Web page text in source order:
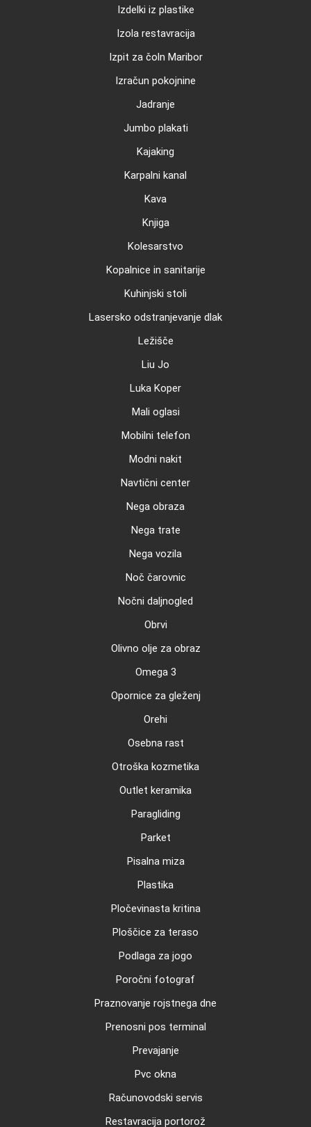
Izdelki iz plastike
Izola restavracija
Izpit za čoln Maribor
Izračun pokojnine
Jadranje
Jumbo plakati
Kajaking
Karpalni kanal
Kava
Knjiga
Kolesarstvo
Kopalnice in sanitarije
Kuhinjski stoli
Lasersko odstranjevanje dlak
Ležišče
Liu Jo
Luka Koper
Mali oglasi
Mobilni telefon
Modni nakit
Navtični center
Nega obraza
Nega trate
Nega vozila
Noč čarovnic
Nočni daljnogled
Obrvi
Olivno olje za obraz
Omega 3
Opornice za gleženj
Orehi
Osebna rast
Otroška kozmetika
Outlet keramika
Paragliding
Parket
Pisalna miza
Plastika
Pločevinasta kritina
Ploščice za teraso
Podlaga za jogo
Poročni fotograf
Praznovanje rojstnega dne
Prenosni pos terminal
Prevajanje
Pvc okna
Računovodski servis
Restavracija portorož